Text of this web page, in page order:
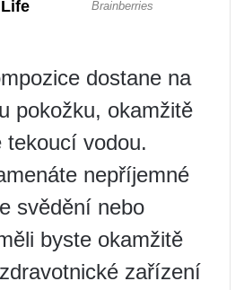
dostane na
pokožku, okamžitě
tekoucí vodou.
nepříjemné
svědění nebo
byste okamžitě
zařízení